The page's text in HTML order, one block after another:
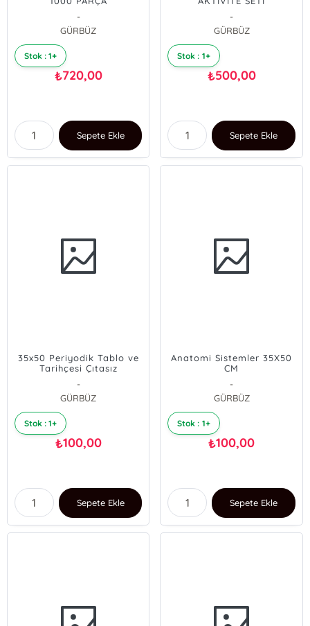
-
GÜRBÜZ
Stok : 1+
₺720,00
Sepete Ekle
-
GÜRBÜZ
Stok : 1+
₺500,00
Sepete Ekle
35x50 Periyodik Tablo ve
Tarihçesi Çıtasız
-
GÜRBÜZ
Stok : 1+
₺100,00
Sepete Ekle
Anatomi Sistemler 35X50
CM
-
GÜRBÜZ
Stok : 1+
₺100,00
Sepete Ekle